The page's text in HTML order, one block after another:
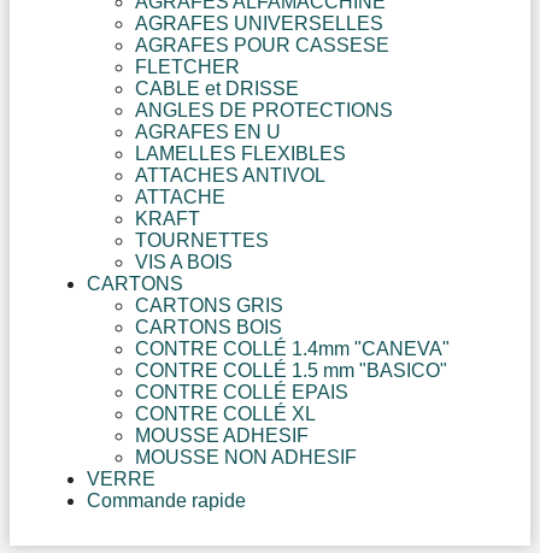
AGRAFES UNIVERSELLES
AGRAFES POUR CASSESE
FLETCHER
CABLE et DRISSE
ANGLES DE PROTECTIONS
AGRAFES EN U
LAMELLES FLEXIBLES
ATTACHES ANTIVOL
ATTACHE
KRAFT
TOURNETTES
VIS A BOIS
CARTONS
CARTONS GRIS
CARTONS BOIS
CONTRE COLLÉ 1.4mm "CANEVA"
CONTRE COLLÉ 1.5 mm "BASICO"
CONTRE COLLÉ EPAIS
CONTRE COLLÉ XL
MOUSSE ADHESIF
MOUSSE NON ADHESIF
VERRE
Commande rapide